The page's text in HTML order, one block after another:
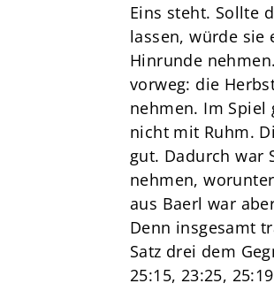
Eins steht. Sollte
lassen, würde sie
Hinrunde
vorweg: die
nehmen. Im Spiel
nicht mit Ruhm.
gut. Dadurch war
nehmen,
aus Baerl war
Denn insgesamt
Satz drei dem
25:15, 23:25,